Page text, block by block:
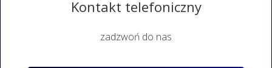
Kontakt telefoniczny
zadzwoń do nas